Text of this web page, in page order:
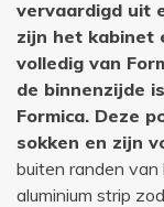
vervaardigd uit
zijn het kabinet
volledig van
de binnenzijde
Formica. Deze
sokken en zijn
buiten randen
aluminium strip